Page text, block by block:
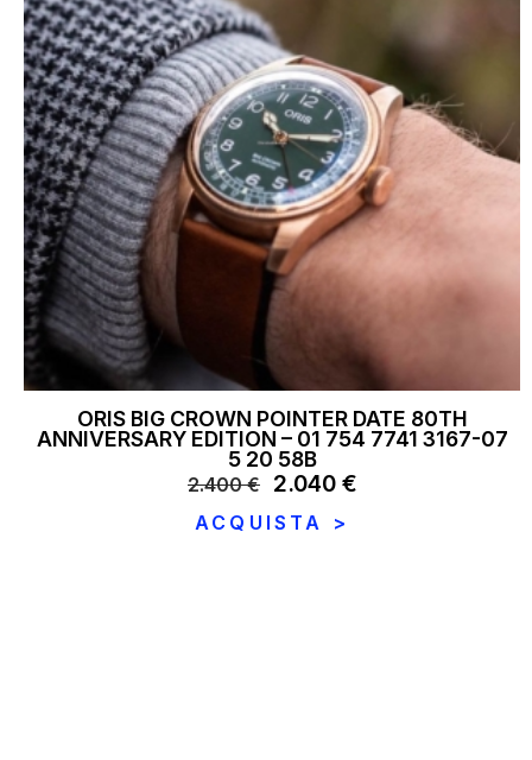
ORIS BIG CROWN POINTER DATE 80TH
ANNIVERSARY EDITION – 01 754 7741 3167-07
5 20 58B
2.400€
Il
prezzo
2.040 €
ACQUISTA >